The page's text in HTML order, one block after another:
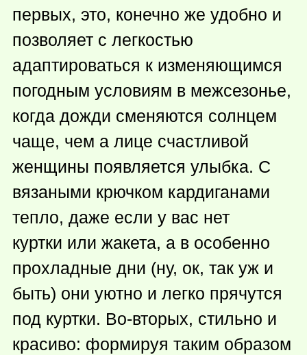
первых, это, конечно же удобно и
позволяет с легкостью
адаптироваться к изменяющимся
погодным условиям в межсезонье,
когда дожди сменяются солнцем
чаще, чем а лице счастливой
женщины появляется улыбка. С
вязаными крючком кардиганами
тепло, даже если у вас нет
куртки или жакета, а в особенно
прохладные дни (ну, ок, так уж и
быть) они уютно и легко прячутся
под куртки. Во-вторых, стильно и
красиво: формируя таким образом